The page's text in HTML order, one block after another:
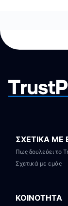
ΣΧΕΤΙΚΑ ΜΕ
Πως δουλεύει το
Σχετικά με εμάς
ΚΟΙΝΟΤΗΤΑ